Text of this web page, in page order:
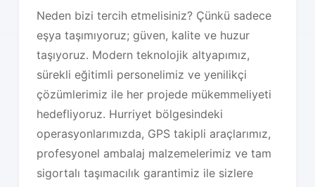
Neden bizi tercih etmelisiniz? Çünkü sadece
eşya taşımıyoruz; güven, kalite ve huzur
taşıyoruz. Modern teknolojik altyapımız,
sürekli eğitimli personelimiz ve yenilikçi
çözümlerimiz ile her projede mükemmeliyeti
hedefliyoruz. Hurriyet bölgesindeki
operasyonlarımızda, GPS takipli araçlarımız,
profesyonel ambalaj malzemelerimiz ve tam
sigortalı taşımacılık garantimiz ile sizlere